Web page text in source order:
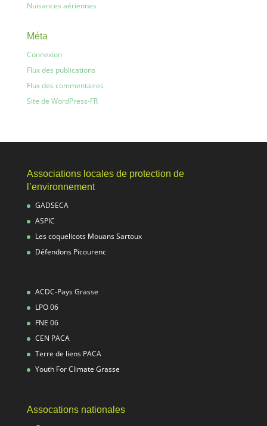
Nuisances aériennes
Méta
Connexion
Flux des publications
Flux des commentaires
Site de WordPress-FR
Associations locales de protection de
l’environnement
GADSECA
ASPIC
Les coquelicots Mouans Sartoux
Défendons Picourenc
ACDC-Pays Grasse
LPO 06
FNE 06
CEN PACA
Terre de liens PACA
Youth For Climate Grasse
Assocations nationales